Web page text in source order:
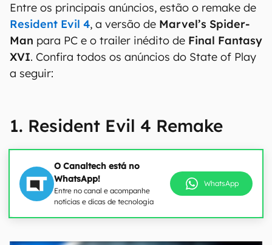
Entre os principais anúncios, estão o remake de
Resident Evil 4, a versão de Marvel’s Spider-
Man para PC e o trailer inédito de Final Fantasy
XVI. Confira todos os anúncios do State of Play
a seguir:
1. Resident Evil 4 Remake
O Canaltech está no
WhatsApp!
Entre no canal e acompanhe
notícias e dicas de tecnologia
WhatsApp